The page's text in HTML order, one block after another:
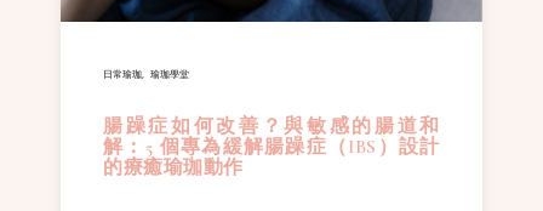
日常瑜珈 瑜珈學堂
腸躁症如何改善？與敏感的腸道和
解：5 個專為緩解腸躁症（IBS）設計
的療癒瑜珈動作